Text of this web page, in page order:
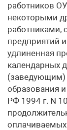
работников
некоторыми
работниками,
предприятий
удлиненная
календарных
(заведующим)
образования
РФ 1994 г. N
оплачиваемых